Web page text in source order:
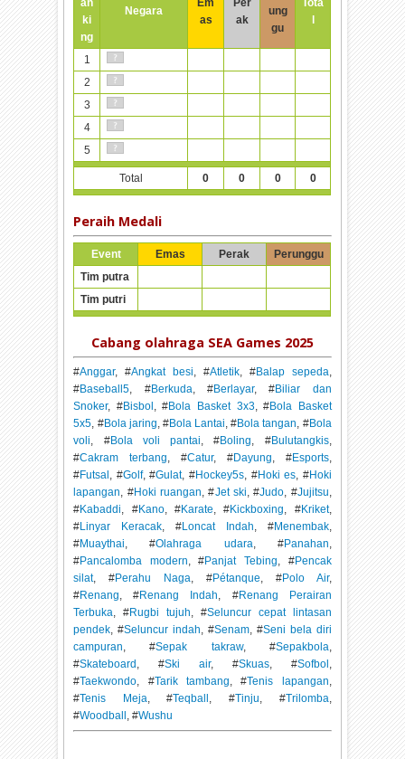
ki
ng
Negara
as
ak
ung
gu
l
1
2
3
4
5
Total 0 0 0 0
Peraih Medali
Event Emas Perak
Perunggu
Tim putra
Tim putri
Cabang olahraga SEA Games 2025
#Anggar, #Angkat besi , #Atletik, #Balap sepeda
#Baseball5 , #Berkuda , #Berlayar, #Biliar dan
Snoker, #Bisbol , #Bola Basket 3x3, #Bola Basket
5x5 , #Bola jaring , #Bola Lantai , #Bola tangan , #Bola
voli , #Bola voli pantai , #Boling , #Bulutangkis,
#Cakram terbang , #Catur, #Dayung , #Esports,
#Futsal , #Golf, #Gulat, #Hockey5s , #Hoki es , #Hoki
lapangan , #Hoki ruangan , #Jet ski , #Judo , #Jujitsu
#Kabaddi , #Kano, #Karate , #Kickboxing , #Kriket,
#Linyar Keracak , #Loncat Indah , #Menembak,
#Muaythai , #Olahraga udara , #Panahan
#Pancalomba modern , #Panjat Tebing , #Pencak
silat, #Perahu Naga , #Pétanque , #Polo Air,
#Renang , #Renang Indah , #Renang Perairan
Terbuka , #Rugbi tujuh , #Seluncur cepat lintasan
pendek , #Seluncur indah , #Senam , #Seni bela diri
campuran , #Sepak takraw, #Sepakbola
#Skateboard , #Ski air, #Skuas, #Sofbol
#Taekwondo , #Tarik tambang , #Tenis lapangan
#Tenis Meja , #Teqball , #Tinju , #Trilomba
#Woodball , #Wushu